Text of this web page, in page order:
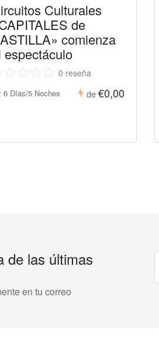
Culturales
de
comienza
espectáculo
0 reseña
6 Días/5 Noches de €0,00
de las últimas
en tu correo